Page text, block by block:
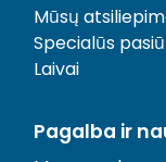
Mūsų
Specialūs
Laivai
Pagalba ir